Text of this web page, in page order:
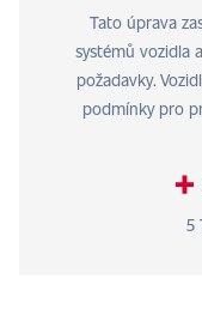
Tato úprava
systémů vozidla
požadavky.
podmínky pro
5